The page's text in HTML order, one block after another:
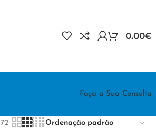
0.00€
Faça a Sua Consulta
72